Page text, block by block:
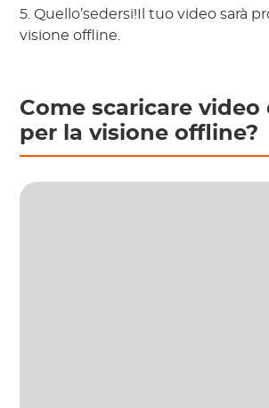
5. Quello’sedersi!Il tuo video sarà
visione offline.
Come scaricare video
per la visione offline?